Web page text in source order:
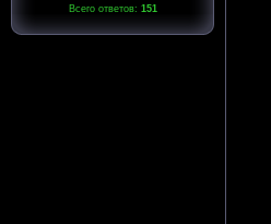
Всего ответов: 151